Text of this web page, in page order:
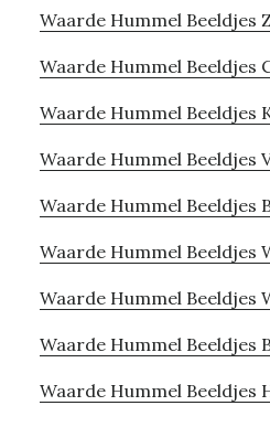
Waarde Hummel Beeldjes
Waarde Hummel Beeldjes
Waarde Hummel Beeldjes
Waarde Hummel Beeldjes
Waarde Hummel Beeldjes
Waarde Hummel Beeldjes
Waarde Hummel Beeldjes
Waarde Hummel Beeldjes
Waarde Hummel Beeldjes